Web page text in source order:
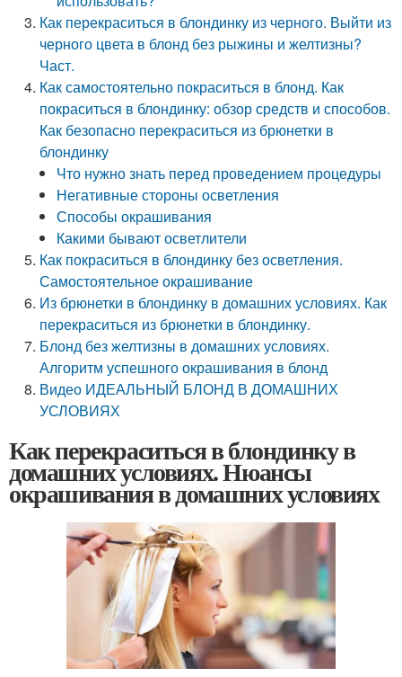
Как перекраситься в блондинку из черного. Выйти из
черного цвета в блонд без рыжины и желтизны?
Част.
Как самостоятельно покраситься в блонд. Как
покраситься в блондинку: обзор средств и способов.
Как безопасно перекраситься из брюнетки в
блондинку
Что нужно знать перед проведением процедуры
Негативные стороны осветления
Способы окрашивания
Какими бывают осветлители
Как покраситься в блондинку без осветления.
Самостоятельное окрашивание
Из брюнетки в блондинку в домашних условиях. Как
перекраситься из брюнетки в блондинку.
Блонд без желтизны в домашних условиях.
Алгоритм успешного окрашивания в блонд
Видео ИДЕАЛЬНЫЙ БЛОНД В ДОМАШНИХ
УСЛОВИЯХ
Как перекраситься в блондинку в
домашних условиях. Нюансы
окрашивания в домашних условиях